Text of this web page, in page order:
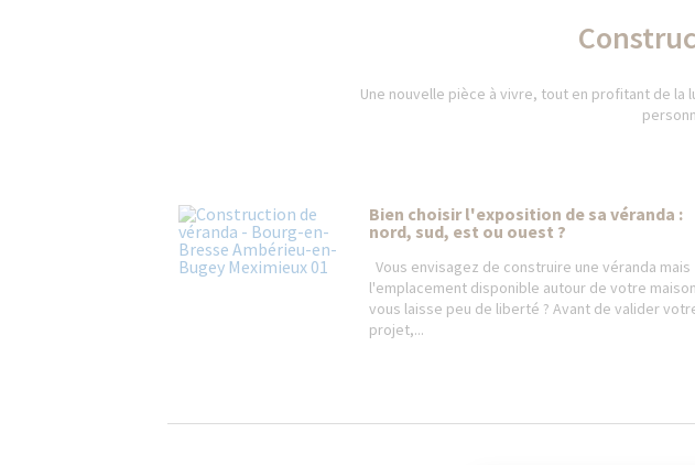
Une nouvelle pièce à vivre, tout en profitant de
Bien choisir l'exposition de sa véranda :
nord, sud, est ou ouest ?
Vous envisagez de construire une véranda mais
l'emplacement disponible autour de votre maison
vous laisse peu de liberté ? Avant de valider
projet,...